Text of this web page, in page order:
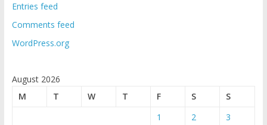
Entries feed
Comments feed
WordPress.org
August 2026
M
T W T F S
S
1
2
3